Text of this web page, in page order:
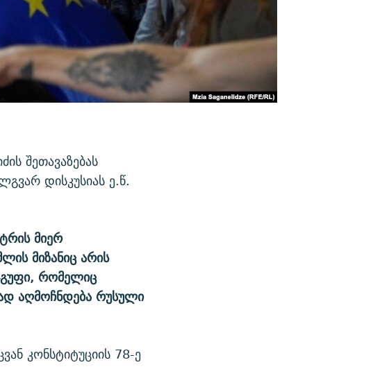
შეთავაზებას
დისკუსიას ე.წ.
მიერ
მიზანიც არის
რომელიც
აღმოჩნდება რუსული
კონსტიტუციის 78-ე